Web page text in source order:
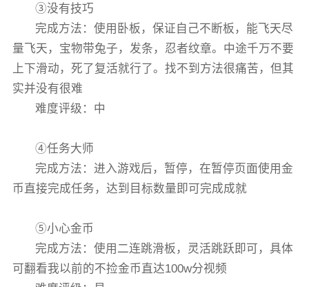
③没有技巧
完成方法：使用卧板，保证自己不断板，能飞天尽
量飞天，宝物带兔子，发条，忍者纹章。中途千万不要
上下滑动，死了复活就行了。找不到方法很痛苦，但其
实并没有很难
难度评级：中
④任务大师
完成方法：进入游戏后，暂停，在暂停页面使用金
币直接完成任务，达到目标数量即可完成成就
⑤小心金币
完成方法：使用二连跳滑板，灵活跳跃即可，具体
可翻看我以前的不捡金币直达100w分视频